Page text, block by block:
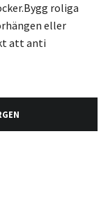
roliga
eller
att anti